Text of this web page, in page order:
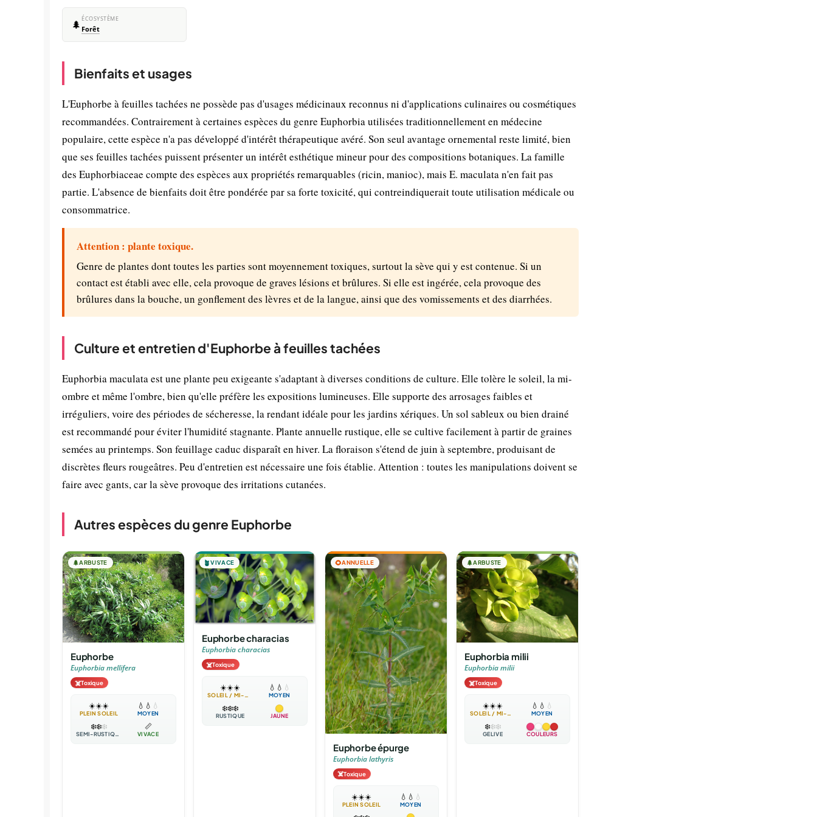
🌲 ÉCOSYSTÈME
Forêt
Bienfaits et usages
L'Euphorbe à feuilles tachées ne possède pas d'usages médicinaux reconnus ni d'applications culinaires ou cosmétiques
recommandées. Contrairement à certaines espèces du genre Euphorbia utilisées traditionnellement en médecine
populaire, cette espèce n'a pas développé d'intérêt thérapeutique avéré. Son seul avantage ornemental reste limité, bien
que ses feuilles tachées puissent présenter un intérêt esthétique mineur pour des compositions botaniques. La famille
des Euphorbiaceae compte des espèces aux propriétés remarquables (ricin, manioc), mais E. maculata n'en fait pas
partie. L'absence de bienfaits doit être pondérée par sa forte toxicité, qui contreindiquerait toute utilisation médicale ou
consommatrice.
Attention : plante toxique.
Genre de plantes dont toutes les parties sont moyennement toxiques, surtout la sève qui y est contenue. Si un
contact est établi avec elle, cela provoque de graves lésions et brûlures. Si elle est ingérée, cela provoque des
brûlures dans la bouche, un gonflement des lèvres et de la langue, ainsi que des vomissements et des diarrhées.
Culture et entretien d'Euphorbe à feuilles tachées
Euphorbia maculata est une plante peu exigeante s'adaptant à diverses conditions de culture. Elle tolère le soleil, la mi-
ombre et même l'ombre, bien qu'elle préfère les expositions lumineuses. Elle supporte des arrosages faibles et
irréguliers, voire des périodes de sécheresse, la rendant idéale pour les jardins xériques. Un sol sableux ou bien drainé
est recommandé pour éviter l'humidité stagnante. Plante annuelle rustique, elle se cultive facilement à partir de graines
semées au printemps. Son feuillage caduc disparaît en hiver. La floraison s'étend de juin à septembre, produisant de
discrètes fleurs rougeâtres. Peu d'entretien est nécessaire une fois établie. Attention : toutes les manipulations doivent se
faire avec gants, car la sève provoque des irritations cutanées.
Autres espèces du genre Euphorbe
🌲ARBUSTE
Euphorbe
Euphorbia mellifera
☠️Toxique
☀️☀️☀️
PLEIN SOLEIL
💧 💧 💧
MOYEN
❄️❄️❄️
SEMI-RUSTIQUE
📏
VIVACE
🪴VIVACE
Euphorbe characias
Euphorbia characias
☠️Toxique
☀️☀️☀️
SOLEIL / MI-OMBRE
💧 💧 💧
MOYEN
❄️❄️❄️
RUSTIQUE JAUNE
🌻ANNUELLE
Euphorbe épurge
Euphorbia lathyris
☠️Toxique
☀️☀️☀️
PLEIN SOLEIL
💧 💧 💧
MOYEN
🌲ARBUSTE
Euphorbia milii
Euphorbia milii
☠️Toxique
☀️☀️☀️
SOLEIL / MI-OMBRE
💧 💧 💧
MOYEN
❄️❄️❄️
GÉLIVE COULEURS